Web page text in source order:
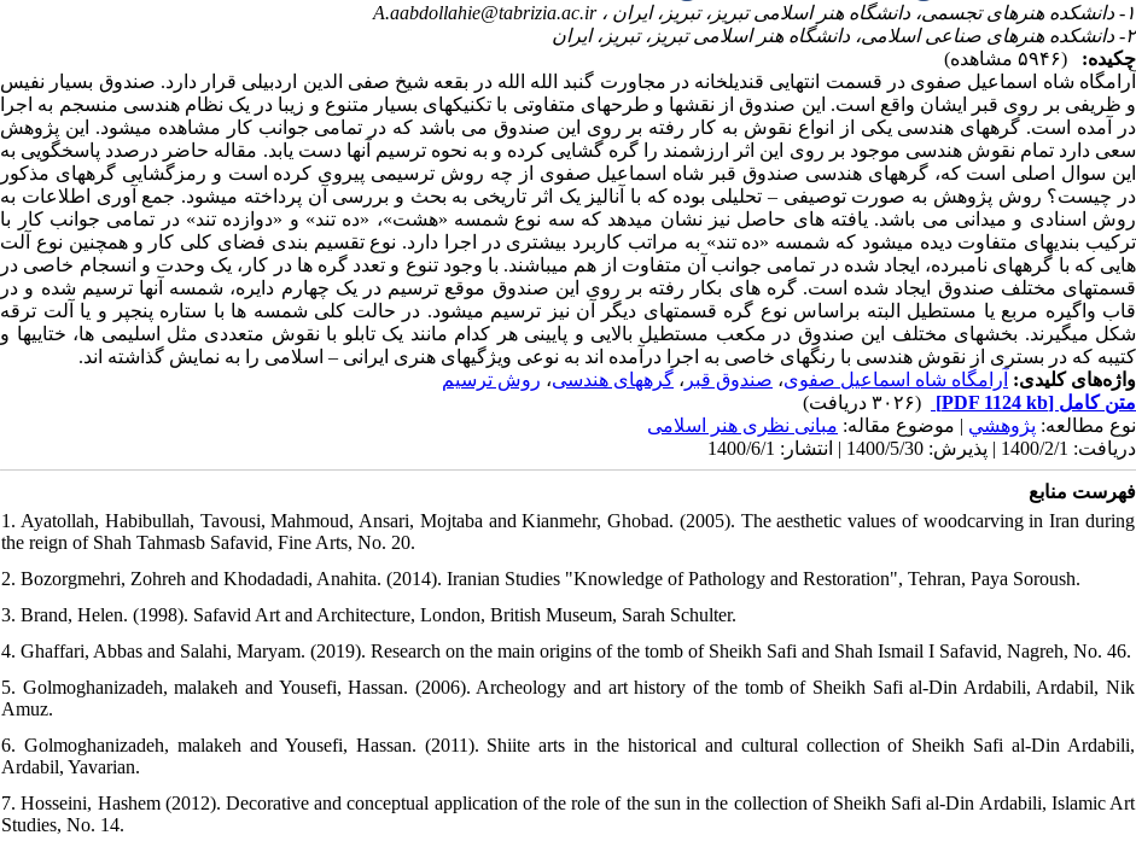
۱- دانشکده هنرهای تجسمی، دانشگاه هنر اسلامی تبریز، تبریز، ایران ،
A.aabdollahie@tabrizia.ac.ir
۲- دانشکده هنرهای صناعی اسلامی، دانشگاه هنر اسلامی تبریز، تبریز، ایران
چکیده:
(۵۹۴۶ مشاهده)
آرامگاه شاه اسماعیل صفوی در قسمت انتهایی قندیلخانه در مجاورت گنبد الله الله در بقعه شیخ صفی الدین اردبیلی قرار دارد. صندوق بسیار نفیس
و ظریفی بر روی قبر ایشان واقع است. این صندوق از نقشها و طرحهای متفاوتی با تکنیکهای بسیار متنوع و زیبا در یک نظام هندسی منسجم به اجرا
در آمده است. گرههای هندسی یکی از انواع نقوش به کار رفته بر روی این صندوق می باشد که در تمامی جوانب کار مشاهده میشود. این پژوهش
سعی دارد تمام نقوش هندسی موجود بر روی این اثر ارزشمند را گره گشایی کرده و به نحوه ترسیم آنها دست یابد. مقاله حاضر درصدد پاسخگویی به
این سوال اصلی است که، گرههای هندسی صندوق قبر شاه اسماعیل صفوی از چه روش ترسیمی پیروی کرده است و رمزگشایی گرههای مذکور
در چیست؟ روش پژوهش به صورت توصیفی – تحلیلی بوده که با آنالیز یک اثر تاریخی به بحث و بررسی آن پرداخته میشود. جمع آوری اطلاعات به
روش اسنادی و میدانی می باشد. یافته های حاصل نیز نشان میدهد که سه نوع شمسه «هشت»، «ده تند» و «دوازده تند» در تمامی جوانب کار با
ترکیب بندیهای متفاوت دیده میشود که شمسه «ده تند» به مراتب کاربرد بیشتری در اجرا دارد. نوع تقسیم بندی فضای کلی کار و همچنین نوع آلت
هایی که با گرههای نامبرده، ایجاد شده در تمامی جوانب آن متفاوت از هم میباشند. با وجود تنوع و تعدد گره ها در کار، یک وحدت و انسجام خاصی در
قسمتهای مختلف صندوق ایجاد شده است. گره های بکار رفته بر روی این صندوق موقع ترسیم در یک چهارم دایره، شمسه آنها ترسیم شده و در
قاب واگیره مربع یا مستطیل البته براساس نوع گره قسمتهای دیگر آن نیز ترسیم میشود. در حالت کلی شمسه ها با ستاره پنجپر و یا آلت ترقه
شکل میگیرند. بخشهای مختلف این صندوق در مکعب مستطیل بالایی و پایینی هر کدام مانند یک تابلو با نقوش متعددی مثل اسلیمی ها، ختاییها و
کتیبه که در بستری از نقوش هندسی با رنگهای خاصی به اجرا درآمده اند به نوعی ویژگیهای هنری ایرانی – اسلامی را به نمایش گذاشته اند.
واژه‌های کلیدی: آرامگاه شاه اسماعیل صفوی، صندوق قبر ، گرههای هندسی، روش ترسیم
متن کامل [PDF 1124 kb]
(۳۰۲۶ دریافت)
نوع مطالعه: پژوهشي | موضوع مقاله: مبانی نظری هنر اسلامی
دریافت: 1400/2/1 | پذیرش: 1400/5/30 | انتشار: 1400/6/1
فهرست منابع
1. Ayatollah, Habibullah, Tavousi, Mahmoud, Ansari, Mojtaba and Kianmehr, Ghobad. (2005). The aesthetic values of woodcarving in Iran during
the reign of Shah Tahmasb Safavid, Fine Arts, No. 20.
2. Bozorgmehri, Zohreh and Khodadadi, Anahita. (2014). Iranian Studies "Knowledge of Pathology and Restoration", Tehran, Paya Soroush.
3. Brand, Helen. (1998). Safavid Art and Architecture, London, British Museum, Sarah Schulter.
4. Ghaffari, Abbas and Salahi, Maryam. (2019). Research on the main origins of the tomb of Sheikh Safi and Shah Ismail I Safavid, Nagreh, No. 46.
5. Golmoghanizadeh, malakeh and Yousefi, Hassan. (2006). Archeology and art history of the tomb of Sheikh Safi al-Din Ardabili, Ardabil, Nik
Amuz.
6. Golmoghanizadeh, malakeh and Yousefi, Hassan. (2011). Shiite arts in the historical and cultural collection of Sheikh Safi al-Din Ardabili,
Ardabil, Yavarian.
7. Hosseini, Hashem (2012). Decorative and conceptual application of the role of the sun in the collection of Sheikh Safi al-Din Ardabili, Islamic Art
Studies, No. 14.